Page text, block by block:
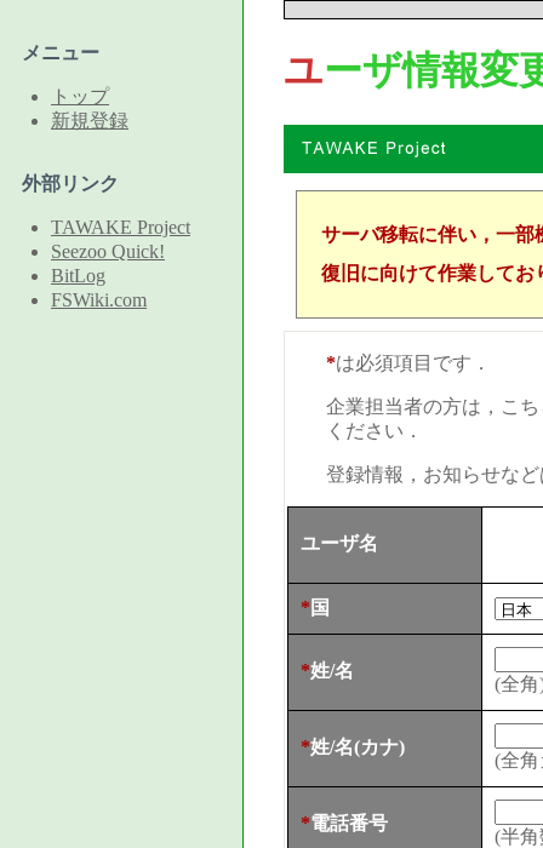
ユーザ情報変
サーバ移転に伴い，一
復旧に向けて作業して
*は必須項目です．
企業担当者の方は，こ
ください．
登録情報，お知らせな
ユーザ名
* 国
*姓/名
(全角
*姓/名(カナ)
(全
*電話番号
(半
メニュー
トップ
新規登録
外部リンク
TAWAKE Project
Seezoo Quick!
BitLog
FSWiki.com